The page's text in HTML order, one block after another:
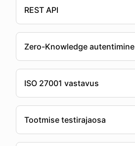
REST API
Zero-Knowledge autentimine
ISO 27001 vastavus
Tootmise testirajaosa